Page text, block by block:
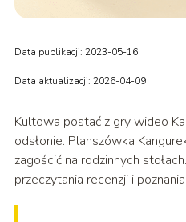
Data publikacji: 2023-05-16
Data aktualizacji: 2026-04-09
Kultowa postać z gry wideo
odsłonie. Planszówka
zagościć na rodzinnych
przeczytania recenzji i